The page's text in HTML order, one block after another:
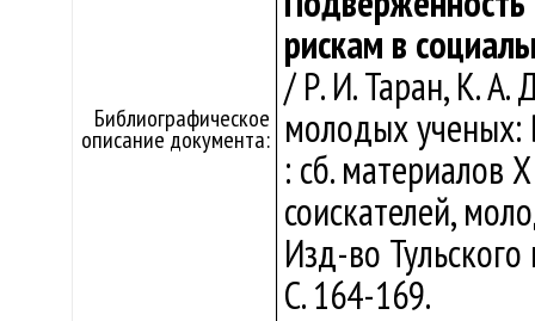
Библиографическое
описание документа:
рискам в
/ Р. И. Таран, К. А.
молодых ученых:
: сб. материалов
соискателей,
Изд-во Тульского
С. 164-169.